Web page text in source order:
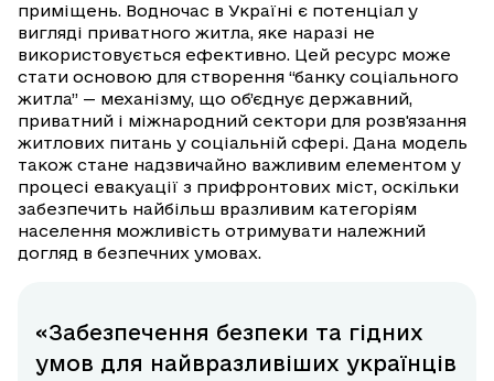
приміщень. Водночас в Україні є потенціал у
вигляді приватного житла, яке наразі не
використовується ефективно. Цей ресурс може
стати основою для створення “банку соціального
житла” — механізму, що об’єднує державний,
приватний і міжнародний сектори для розв'язання
житлових питань у соціальній сфері. Дана модель
також стане надзвичайно важливим елементом у
процесі евакуації з прифронтових міст, оскільки
забезпечить найбільш вразливим категоріям
населення можливість отримувати належний
догляд в безпечних умовах.
«Забезпечення безпеки та гідних
умов для найвразливіших українців